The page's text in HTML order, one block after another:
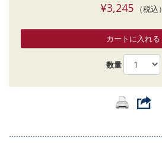
¥3,245（税込）
カートに入れる
数量